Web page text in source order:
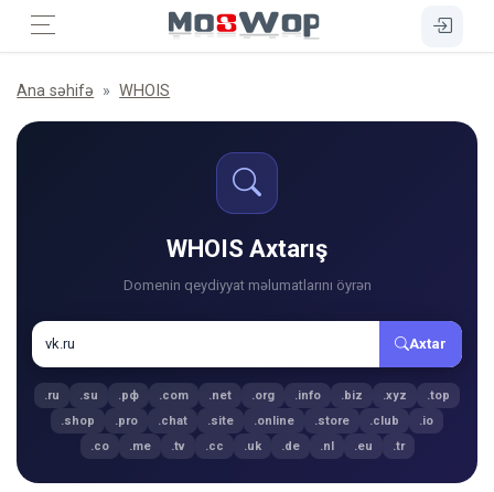
Ana səhifə WHOIS
WHOIS Axtarış
Domenin qeydiyyat məlumatlarını öyrən
Axtar
.ru .su .рф .com .net .org .info .biz .xyz
.top
.shop
.pro .chat .site .online .store .club
.io
.co
.me .tv .cc .uk .de .nl .eu .tr